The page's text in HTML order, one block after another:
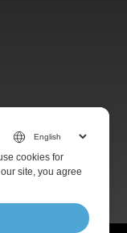
cookies for
site, you agree